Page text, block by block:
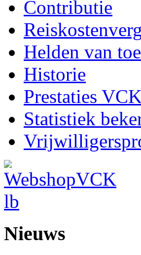
Contributie
Helden van
Historie
Prestaties
Statistiek
Nieuws